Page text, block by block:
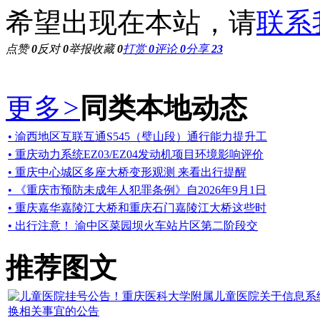
希望出现在本站，请联系
点赞0反对0举报收藏0打赏0评论0分享23
更多> 同类本地动态
• 渝西地区互联互通S545（璧山段）通行能力提升工
• 重庆动力系统EZ03/EZ04发动机项目环境影响评价
• 重庆中心城区多座大桥变形观测 来看出行提醒
• 《重庆市预防未成年人犯罪条例》自2026年9月1日
• 重庆嘉华嘉陵江大桥和重庆石门嘉陵江大桥这些时
• 出行注意！ 渝中区菜园坝火车站片区第二阶段交
推荐图文